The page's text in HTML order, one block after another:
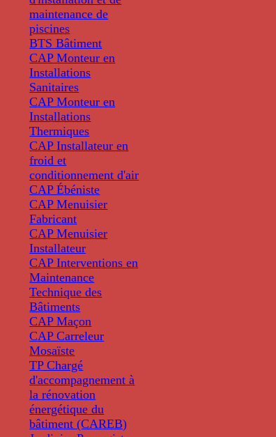
maintenance de
piscines
BTS Bâtiment
CAP Monteur en
Installations
Sanitaires
CAP Monteur en
Installations
Thermiques
CAP Installateur en
froid et
conditionnement d'air
CAP Ébéniste
CAP Menuisier
Fabricant
CAP Menuisier
Installateur
CAP Interventions en
Maintenance
Technique des
Bâtiments
CAP Maçon
CAP Carreleur
Mosaïste
TP Chargé
d'accompagnement à
la rénovation
énergétique du
bâtiment (CAREB)